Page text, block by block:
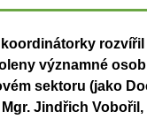
významné
sektoru (jako
Jindřich Vobořil,